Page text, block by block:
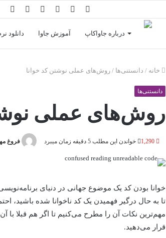
دانلود آموزش جاوا درباره جاواکاپ
خانه / دانستنی‌ها / روش‌های عملی نوشتن کد خوانا
دانستنی‌ها
روش‌های عملی
فروغ خواندن این مطلب 5 دقیقه زمان می‎برد
خوانا بودن کد یک موضوع جهانی در دنیای
مهم‌ترین نکات آن را مطرح می‌کنیم تا اگر هم قبلا با
قرار می‌دهید.